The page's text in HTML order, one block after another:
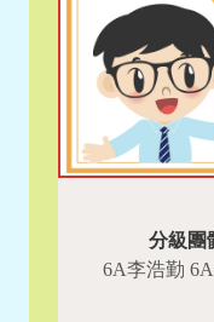
分級團
6A李浩勤